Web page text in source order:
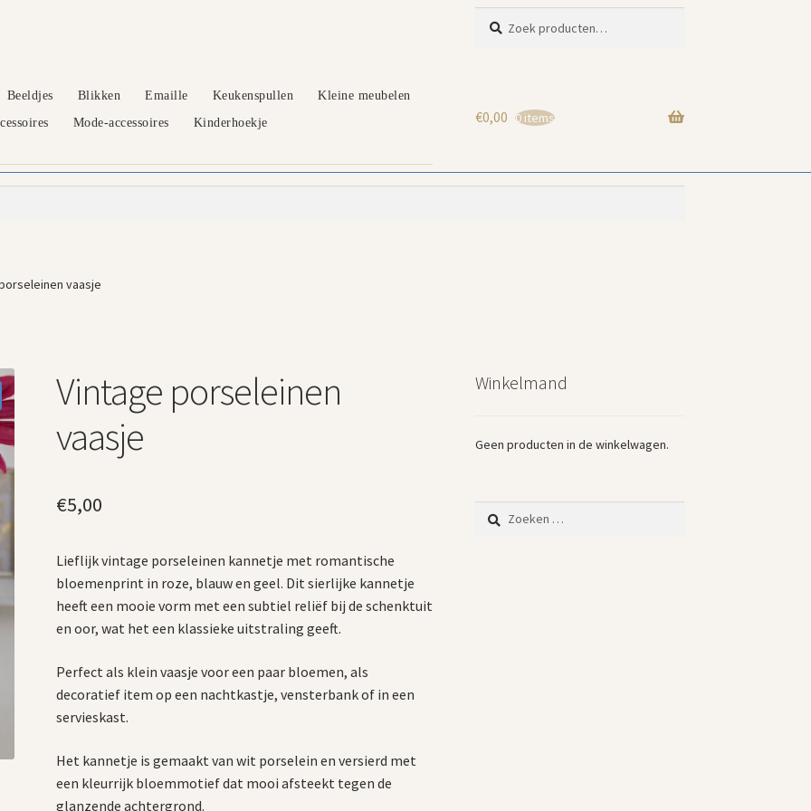
naar:
Beeldjes Blikken Emaille Keukenspullen
Kleine meubelen
Mode-accessoires Kinderhoekje €0,00 0 items
vaasje
Vintage porseleinen
vaasje
€5,00
Lieflijk vintage porseleinen kannetje met romantische
bloemenprint in roze, blauw en geel. Dit sierlijke kannetje
heeft een mooie vorm met een subtiel reliëf bij de schenktuit
en oor, wat het een klassieke uitstraling geeft.
Perfect als klein vaasje voor een paar bloemen, als
decoratief item op een nachtkastje, vensterbank of in een
servieskast.
Het kannetje is gemaakt van wit porselein en versierd met
een kleurrijk bloemmotief dat mooi afsteekt tegen de
glanzende achtergrond.
Winkelmand
Geen producten in de winkelwagen.
Zoeken
naar: